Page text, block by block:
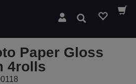
Suchen
Paper Gloss
4rolls